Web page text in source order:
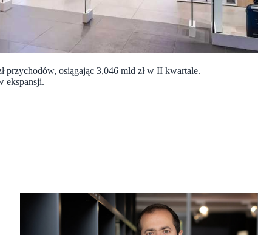
przychodów, osiągając 3,046 mld zł w II kwartale.
ekspansji.